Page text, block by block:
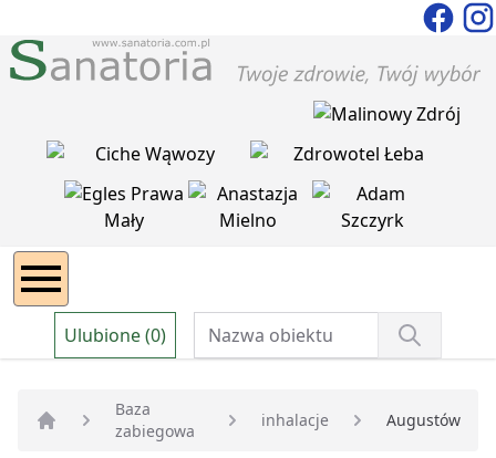
Ulubione (0)
Strona główna
Baza
zabiegowa
inhalacje Augustów